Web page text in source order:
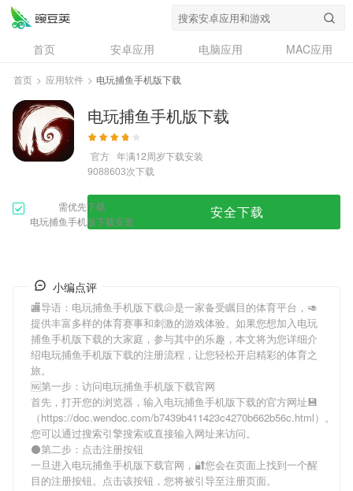
首页 安卓应用 电脑应用
MAC应用
资讯
专题
问答
首页 > 应用软件 > 电玩捕鱼手机版下载
电玩捕鱼手机版下载
官方 年满12周岁下载安装
9088603次下载
需优先下载
电玩捕鱼手机版下载安装
安全下载
小编点评
🏬导语： 电玩捕鱼手机版下载🐚是一家备受瞩目的体育平台，🥑
提供丰富多样的体育赛事和刺激的游戏体验。如果您想加入电玩
捕鱼手机版下载的大家庭，参与其中的乐趣，本文将为您详细介
绍电玩捕鱼手机版下载的注册流程，让您轻松开启精彩的体育之
旅。
🆖第一步：访问电玩捕鱼手机版下载官网
首先，打开您的浏览器，输入电玩捕鱼手机版下载的官方网址💾
（https://doc.wendoc.com/b7439b411423c4270b662b56c.html）。
您可以通过搜索引擎搜索或直接输入网址来访问。
⚫第二步：点击注册按钮
一旦进入电玩捕鱼手机版下载官网，🔐您会在页面上找到一个醒
目的注册按钮。点击该按钮，您将被引导至注册页面。